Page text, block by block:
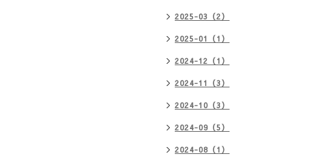
2025-03（2）
2025-01（1）
2024-12（1）
2024-11（3）
2024-10（3）
2024-09（5）
2024-08（1）